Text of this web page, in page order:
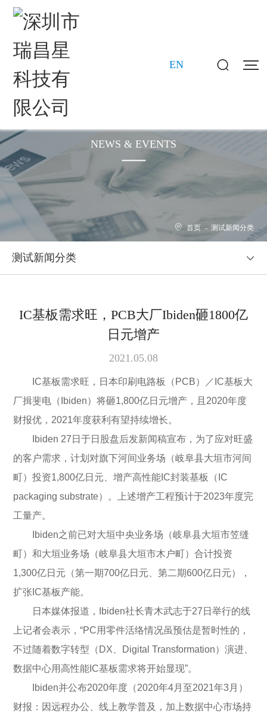
EN
NEWS & EVENTS
首页 - 测试新闻分类
测试新闻分类
IC基板需求旺，PCB大厂Ibiden砸1800亿
日元增产
2021.05.08
IC基板需求旺，日本印刷电路板（PCB）／IC基板大
厂揖斐电（Ibiden）将砸1,800亿日元增产，且2020年度
财报优，2021年度获利有望持续增长。
Ibiden 27日于日股盘后发新闻稿宣布，为了应对旺盛
的客户需求，计划对旗下河间业务场（岐阜县大垣市河间
町）投资1,800亿日元、增产高性能IC封装基板（IC
packaging substrate）。上述增产工程预计于2023年度完
工量产。
Ibiden之前已对大垣中央业务场（岐阜县大垣市笠缝
町）和大垣业务场（岐阜县大垣市木户町）合计投资
1,300亿日元（第一期700亿日元、第二期600亿日元），
扩张IC基板产能。
日本媒体报道，Ibiden社长青木武志于27日举行的线
上记者会表示，“PC用零件活络情况虽预估是暂时性的，
不过随着数字转型（DX、Digital Transformation）演进、
数据中心用高性能IC基板需求将开始显现”。
Ibiden并公布2020年度（2020年4月至2021年3月）
财报：因远程办公、线上教学普及，加上数据中心市场持